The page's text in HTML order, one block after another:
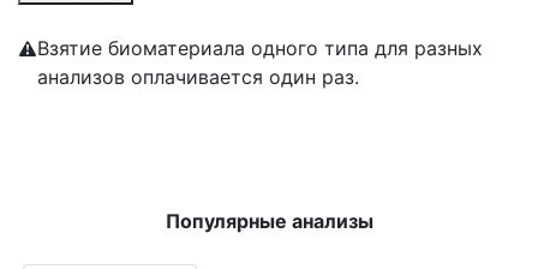
Взятие биоматериала одного типа для разных
анализов оплачивается один раз.
Популярные анализы